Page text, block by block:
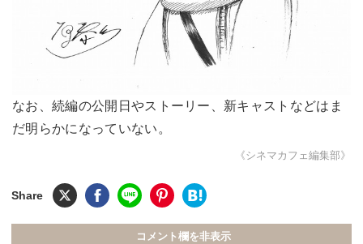
なお、続編の公開日やストーリー、新キャストなどはま
だ明らかになっていない。
《シネマカフェ編集部》
コメント欄を非表示